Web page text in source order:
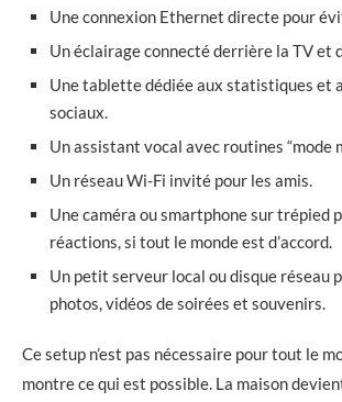
Une connexion Ethernet directe pour
Un éclairage connecté derrière la TV et
Une tablette dédiée aux statistiques et
sociaux.
Un assistant vocal avec routines “mode
Un réseau Wi-Fi invité pour les amis.
Une caméra ou smartphone sur trépied
réactions, si tout le monde est d’accord.
Un petit serveur local ou disque réseau
photos, vidéos de soirées et souvenirs.
Ce setup n’est pas nécessaire pour tout le
montre ce qui est possible. La maison